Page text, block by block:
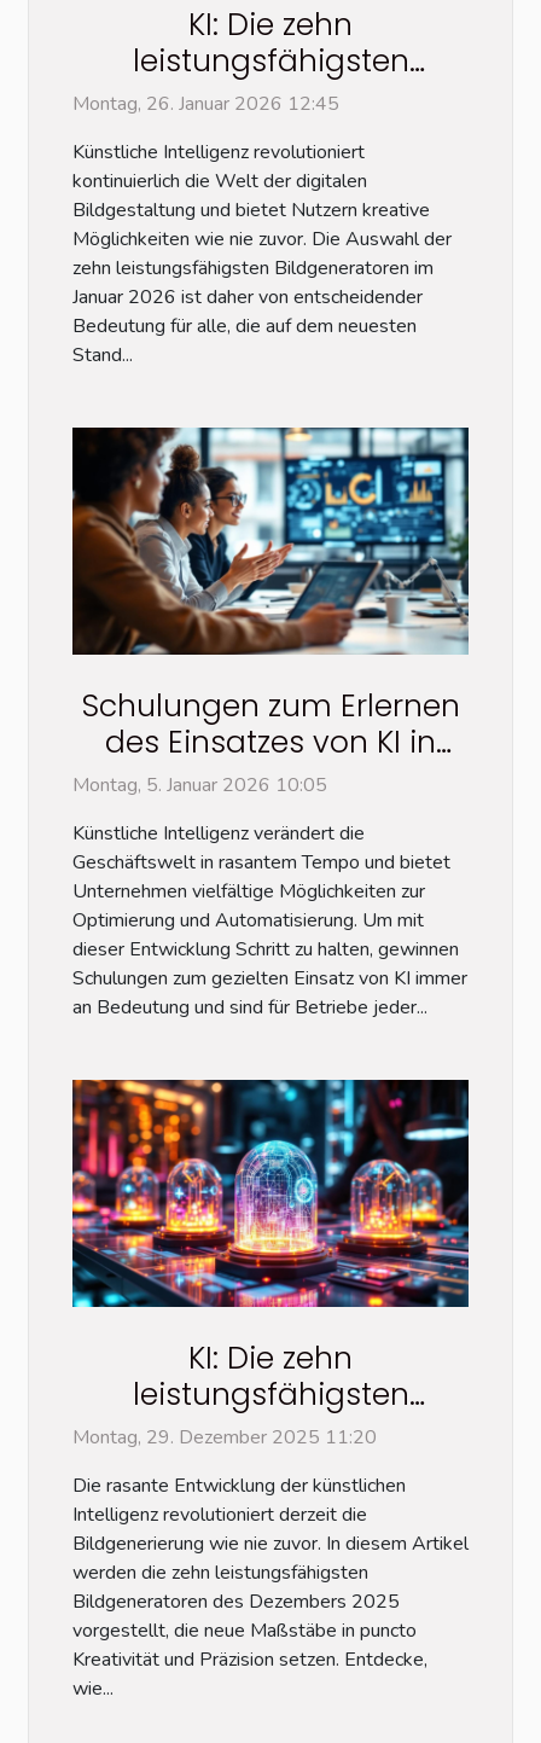
KI: Die zehn
leistungsfähigsten
Bildgeneratoren im
Januar 2026
Montag, 26. Januar 2026 12:45
Künstliche Intelligenz revolutioniert
kontinuierlich die Welt der digitalen
Bildgestaltung und bietet Nutzern kreative
Möglichkeiten wie nie zuvor. Die Auswahl der
zehn leistungsfähigsten Bildgeneratoren im
Januar 2026 ist daher von entscheidender
Bedeutung für alle, die auf dem neuesten
Stand...
Schulungen zum Erlernen
des Einsatzes von KI in
Unternehmen
Montag, 5. Januar 2026 10:05
Künstliche Intelligenz verändert die
Geschäftswelt in rasantem Tempo und bietet
Unternehmen vielfältige Möglichkeiten zur
Optimierung und Automatisierung. Um mit
dieser Entwicklung Schritt zu halten, gewinnen
Schulungen zum gezielten Einsatz von KI immer
an Bedeutung und sind für Betriebe jeder...
KI: Die zehn
leistungsfähigsten
Bildgeneratoren im
Dezember 2025
Montag, 29. Dezember 2025 11:20
Die rasante Entwicklung der künstlichen
Intelligenz revolutioniert derzeit die
Bildgenerierung wie nie zuvor. In diesem Artikel
werden die zehn leistungsfähigsten
Bildgeneratoren des Dezembers 2025
vorgestellt, die neue Maßstäbe in puncto
Kreativität und Präzision setzen. Entdecke,
wie...